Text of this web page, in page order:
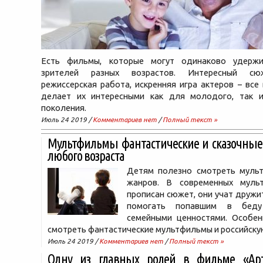
Есть фильмы, которые могут одинаково
зрителей разных возрастов. Интересный
режиссерская работа, искренняя игра актеров – все
делает их интересными как для молодого, так
поколения.
Июль 24 2019 /Комментариев нет /Полный текст »
Мультфильмы фантастические и
любого возраста
Детям полезно смотреть
жанров. В современных
прописан сюжет, они учат
помогать попавшим в
семейными ценностями.
смотреть фантастические мультфильмы и
Июль 24 2019 /Комментариев нет /Полный текст »
Одну из главных ролей в фильме